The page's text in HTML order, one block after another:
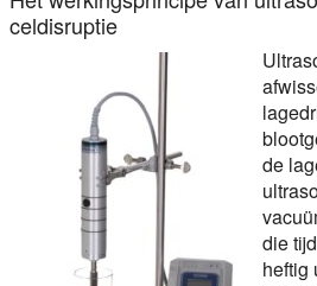
celdisruptie
de
die
heftig